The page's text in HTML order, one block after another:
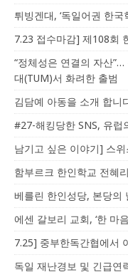
튀빙겐대, ‘독일어권 한국
7.23 접수마감] 제108회
“정체성은 연결의 자산
대(TUM)서 화려한 출범
김담예 아동을 소개 합니
#27-해킹당한 SNS, 유럽
남기고 싶은 이야기] 스
함부르크 한인학교 전혜
베를린 한인성당, 본당의
에센 갈보리 교회, ‘한 마
7.25] 중부한독간협에서
독일 재난경보 및 긴급연